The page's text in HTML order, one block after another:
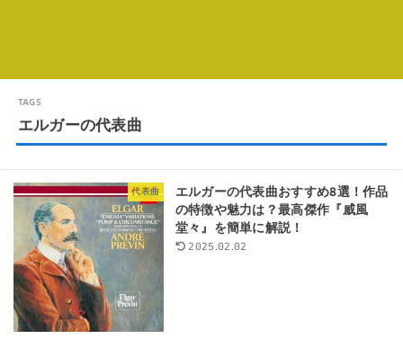
エルガーの代表曲
代表曲
エルガーの代表曲おすすめ8選！作品
の特徴や魅力は？最高傑作『威風
堂々』を簡単に解説！
2025.02.02